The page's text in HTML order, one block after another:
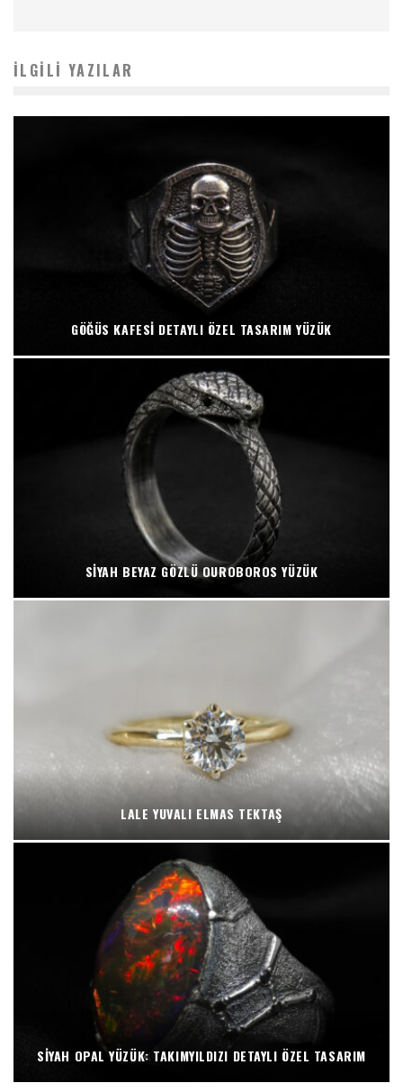
İLGILI YAZILAR
GÖĞÜS KAFESI DETAYLI ÖZEL TASARIM YÜZÜK
SIYAH BEYAZ GÖZLÜ OUROBOROS YÜZÜK
LALE YUVALI ELMAS TEKTAŞ
SIYAH OPAL YÜZÜK: TAKIMYILDIZI DETAYLI ÖZEL TASARIM